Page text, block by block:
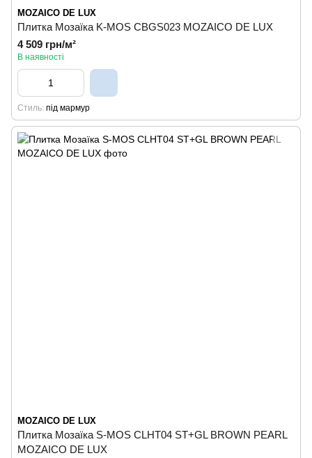
MOZAICO DE LUX
Плитка Мозаїка K-MOS CBGS023 MOZAICO DE LUX
4 509 грн/м²
В наявності
Стиль під мармур
MOZAICO DE LUX
Плитка Мозаїка S-MOS CLHT04 ST+GL BROWN PEARL
MOZAICO DE LUX